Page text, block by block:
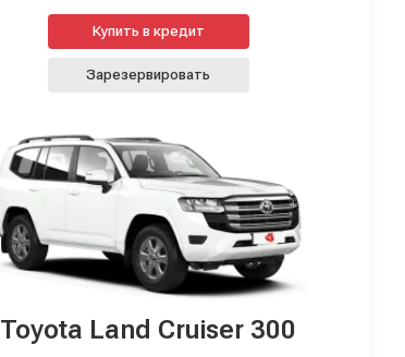
Купить в кредит
Зарезервировать
Toyota Land Cruiser 300